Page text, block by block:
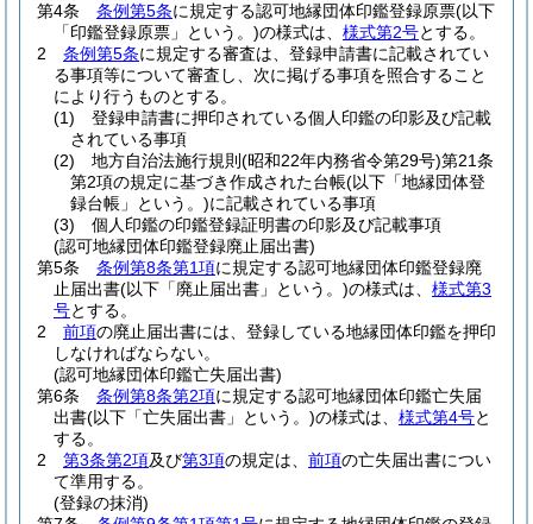
第4条
条例第5条に規定する認可地縁団体印鑑登録原票(以下
「印鑑登録原票」という。)の様式は、 様式第2号とする。
2
条例第5条に規定する審査は、登録申請書に記載されてい
る事項等について審査し、次に掲げる事項を照合すること
により行うものとする。
(1)
登録申請書に押印されている個人印鑑の印影及び記載
されている事項
(2)
地方自治法施行規則 (昭和22年内務省令第29号)第21条
第2項の規定に基づき作成された台帳(以下「地縁団体登
録台帳」という。)に記載されている事項
(3)
個人印鑑の印鑑登録証明書の印影及び記載事項
(認可地縁団体印鑑登録廃止届出書)
第5条
条例第8条第1項に規定する認可地縁団体印鑑登録廃
止届出書(以下「廃止届出書」という。)の様式は、 様式第3
号とする。
2
前項の廃止届出書には、登録している地縁団体印鑑を押印
しなければならない。
(認可地縁団体印鑑亡失届出書)
第6条
条例第8条第2項に規定する認可地縁団体印鑑亡失届
出書(以下「亡失届出書」という。)の様式は、 様式第4号と
する。
2
第3条第2項及び第3項の規定は、 前項の亡失届出書につい
て準用する。
(登録の抹消)